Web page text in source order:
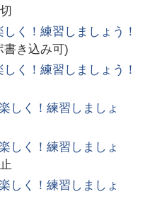
く！練習しましょう！
書き込み可)
く！練習しましょう！
しく！練習しましょ
しく！練習しましょ
しく！練習しましょ